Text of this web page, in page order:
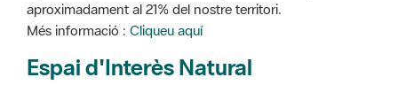
aproximadament al 21% del nostre territori.
Més informació : Cliqueu aquí
Espai d'Interès Natural